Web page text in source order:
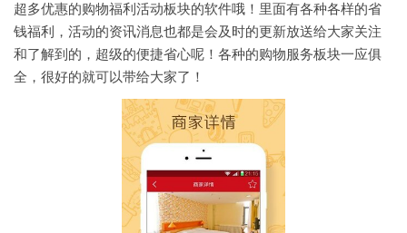
超多优惠的购物福利活动板块的软件哦！里面有各种各样的省
钱福利，活动的资讯消息也都是会及时的更新放送给大家关注
和了解到的，超级的便捷省心呢！各种的购物服务板块一应俱
全，很好的就可以带给大家了！